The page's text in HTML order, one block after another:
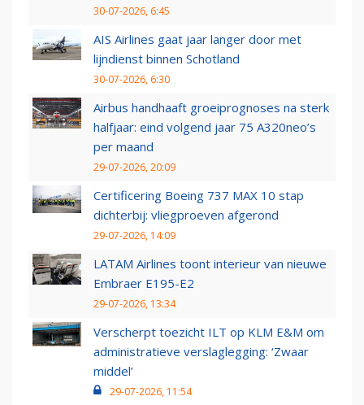
30-07-2026, 6:45
AIS Airlines gaat jaar langer door met
lijndienst binnen Schotland
30-07-2026, 6:30
Airbus handhaaft groeiprognoses na sterk
halfjaar: eind volgend jaar 75 A320neo’s
per maand
29-07-2026, 20:09
Certificering Boeing 737 MAX 10 stap
dichterbij: vliegproeven afgerond
29-07-2026, 14:09
LATAM Airlines toont interieur van nieuwe
Embraer E195-E2
29-07-2026, 13:34
Verscherpt toezicht ILT op KLM E&M om
administratieve verslaglegging: ‘Zwaar
middel’
29-07-2026, 11:54